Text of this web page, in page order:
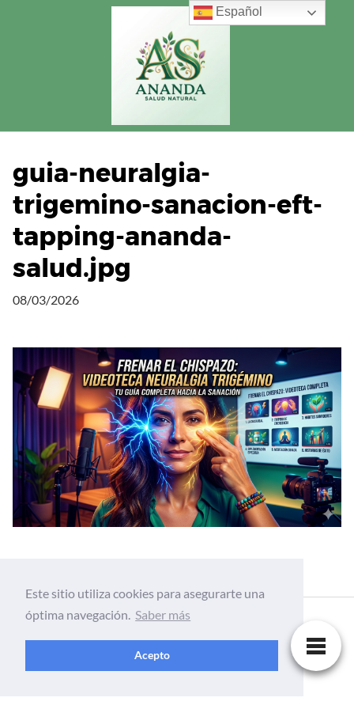
guia-neuralgia-
trigemino-sanacion-eft-
tapping-ananda-
salud.jpg
08/03/2026
Español
Este sitio utiliza cookies para asegurarte una
óptima navegación. Saber más
Acepto